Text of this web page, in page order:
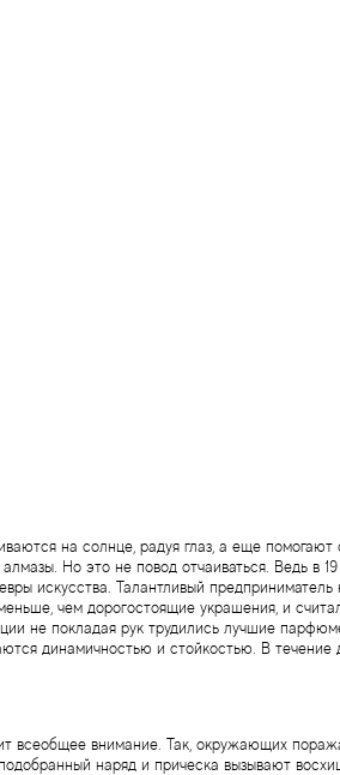
на солнце, радуя глаз, а еще
Но это не повод отчаиваться. Ведь в
искусства. Талантливый
чем дорогостоящие украшения, и
не покладая рук трудились лучшие
динамичностью и стойкостью. В
всеобщее внимание. Так, окружающих
наряд и прическа вызывают